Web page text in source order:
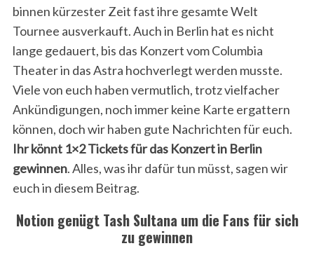
binnen kürzester Zeit fast ihre gesamte Welt
Tournee ausverkauft. Auch in Berlin hat es nicht
lange gedauert, bis das Konzert vom Columbia
Theater in das Astra hochverlegt werden musste.
Viele von euch haben vermutlich, trotz vielfacher
Ankündigungen, noch immer keine Karte ergattern
können, doch wir haben gute Nachrichten für euch.
Ihr könnt 1×2 Tickets für das Konzert in Berlin
gewinnen. Alles, was ihr dafür tun müsst, sagen wir
euch in diesem Beitrag.
Notion genügt Tash Sultana um die Fans für sich
zu gewinnen